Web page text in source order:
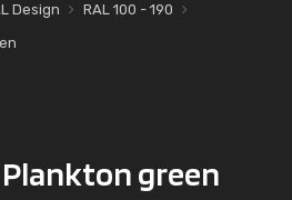
Design
RAL 100 - 190
Plankton green